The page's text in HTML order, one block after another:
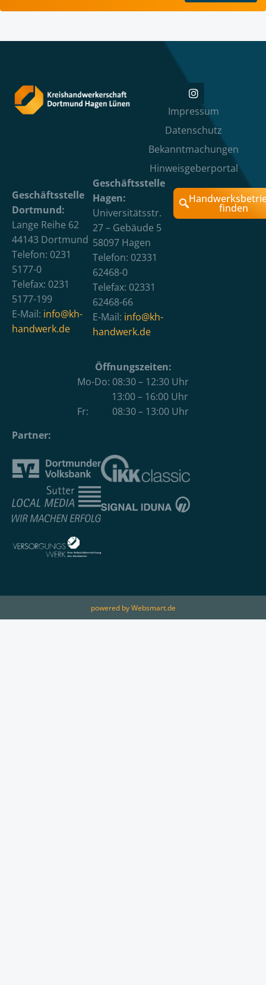
Impressum
Datenschutz
Bekanntmachungen
Hinweisgeberportal
Geschäftsstelle
Dortmund:
Lange Reihe 62
44143 Dortmund
Telefon: 0231
5177-0
Telefax: 0231
5177-199
E-Mail: info@kh-
handwerk.de
Geschäftsstelle
Hagen:
Universitätsstr.
27 – Gebäude 5
58097 Hagen
Telefon: 02331
62468-0
Telefax: 02331
62468-66
E-Mail: info@kh-
handwerk.de
finden
Öffnungszeiten:
Mo-Do: 08:30 – 12:30 Uhr
13:00 – 16:00 Uhr
Fr: 08:30 – 13:00 Uhr
Partner:
powered by Websmart.de